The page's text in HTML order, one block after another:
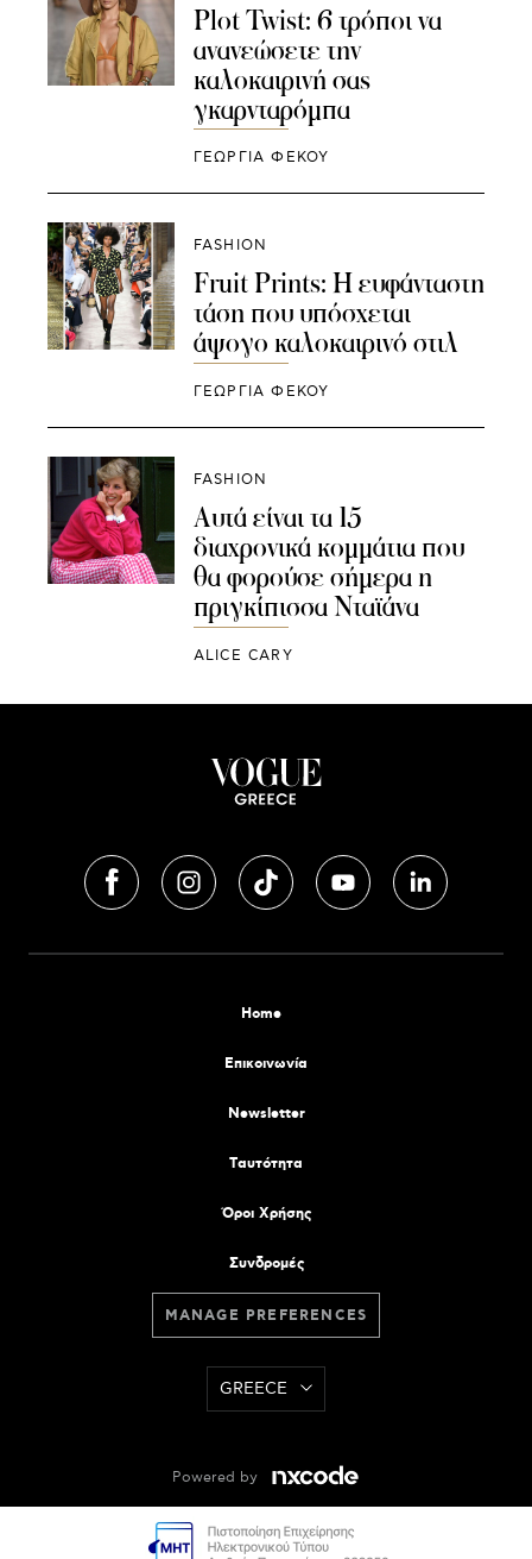
Plot Twist: 6 τρόποι να
ανανεώσετε την
καλοκαιρινή σας
γκαρνταρόμπα
ΓΕΩΡΓΙΑ ΦΕΚΟΥ
FASHION
Fruit Prints: H ευφάνταστη
τάση που υπόσχεται
άψογο καλοκαιρινό στιλ
ΓΕΩΡΓΙΑ ΦΕΚΟΥ
FASHION
Αυτά είναι τα 15
διαχρονικά κομμάτια που
θα φορούσε σήμερα η
πριγκίπισσα Νταϊάνα
ALICE CARY
Home
Επικοινωνία
Newsletter
Tαυτότητα
Όροι Χρήσης
Συνδρομές
MANAGE PREFERENCES
GREECE
Powered by